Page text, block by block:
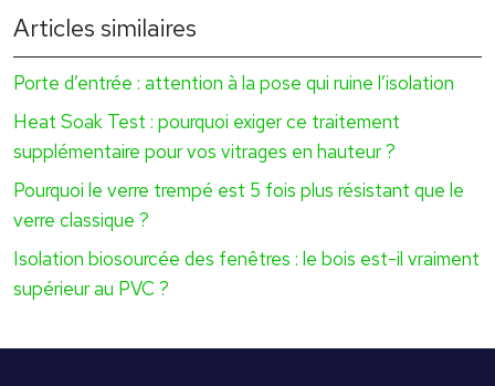
Articles similaires
Porte d’entrée : attention à la pose qui ruine l’isolation
Heat Soak Test : pourquoi exiger ce traitement
supplémentaire pour vos vitrages en hauteur ?
Pourquoi le verre trempé est 5 fois plus résistant que le
verre classique ?
Isolation biosourcée des fenêtres : le bois est-il vraiment
supérieur au PVC ?